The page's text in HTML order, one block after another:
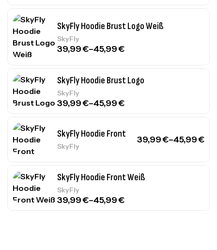
SkyFly Hoodie Brust Logo Weiß
SkyFly
39,99€–45,99€
SkyFly Hoodie Brust Logo
SkyFly
39,99€–45,99€
SkyFly Hoodie Front
SkyFly
39,99€–45,99€
SkyFly Hoodie Front Weiß
SkyFly
39,99€–45,99€